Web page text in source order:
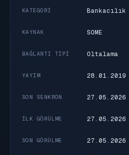
KATEGORI
KAYNAK SOME
BAĞLANTI TIPI Oltalama
YAYIM 28.01.2019
SON SENKRON 27.05.2026
İLK GÖRÜLME 27.05.2026
SON GÖRÜLME 27.05.2026